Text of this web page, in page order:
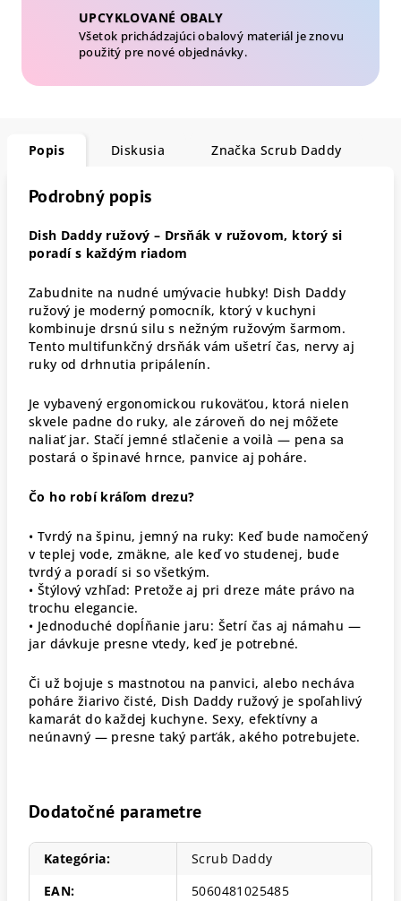
UPCYKLOVANÉ OBALY
Všetok prichádzajúci obalový materiál je znovu
použitý pre nové objednávky.
Popis Diskusia Značka Scrub Daddy
Podrobný popis
Dish Daddy ružový – Drsňák v ružovom, ktorý si
poradí s každým riadom
Zabudnite na nudné umývacie hubky! Dish Daddy
ružový je moderný pomocník, ktorý v kuchyni
kombinuje drsnú silu s nežným ružovým šarmom.
Tento multifunkčný drsňák vám ušetrí čas, nervy aj
ruky od drhnutia pripálenín.
Je vybavený ergonomickou rukoväťou, ktorá nielen
skvele padne do ruky, ale zároveň do nej môžete
naliať jar. Stačí jemné stlačenie a voilà — pena sa
postará o špinavé hrnce, panvice aj poháre.
Čo ho robí kráľom drezu?
• Tvrdý na špinu, jemný na ruky: Keď bude namočený
v teplej vode, zmäkne, ale keď vo studenej, bude
tvrdý a poradí si so všetkým.
• Štýlový vzhľad: Pretože aj pri dreze máte právo na
trochu elegancie.
• Jednoduché dopĺňanie jaru: Šetrí čas aj námahu —
jar dávkuje presne vtedy, keď je potrebné.
Či už bojuje s mastnotou na panvici, alebo necháva
poháre žiarivo čisté, Dish Daddy ružový je spoľahlivý
kamarát do každej kuchyne. Sexy, efektívny a
neúnavný — presne taký parťák, akého potrebujete.
Dodatočné parametre
Kategória:
Scrub Daddy
EAN: 5060481025485